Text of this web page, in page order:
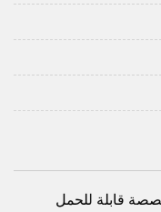
قابلة للحمل